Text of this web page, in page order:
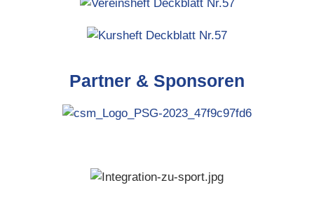
Partner & Sponsoren